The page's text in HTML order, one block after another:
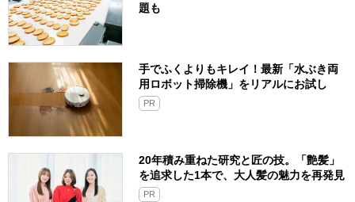
題も
手でふくよりもキレイ！最新「水ぶき両
用ロボット掃除機」をリアルにお試し
PR
20年積み重ねた研究と匠の技。「艶髪」
を追求した1本で、大人髪の魅力を再発見
PR